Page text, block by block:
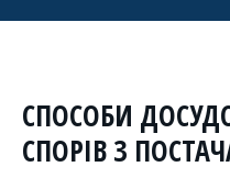
СПОСОБИ
СПОРІВ З